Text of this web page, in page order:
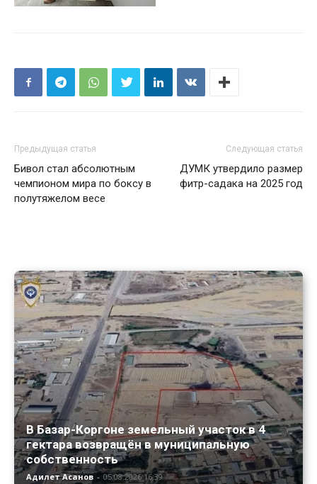
Предыдущая статья
Бивол стал абсолютным
чемпионом мира по боксу в
полутяжелом весе
Следующая статья
ДУМК утвердило размер
фитр-садака на 2025 год
В Базар-Коргоне земельный участок в 4
гектара возвращён в муниципальную
собственность
Адилет Асанов - 05.08.2026 16:39